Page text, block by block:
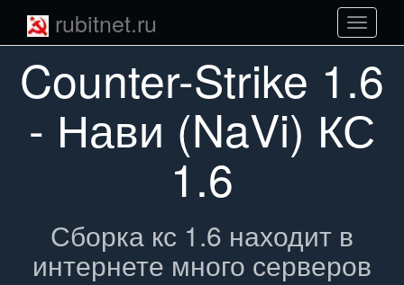
сайта
rubitnet.ru
Counter-Strike 1.6
- Нави (NaVi) КС
1.6
Сборка кс 1.6 находит в
интернете много серверов